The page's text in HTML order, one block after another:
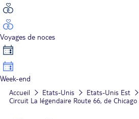
Voyages de noces
Week-end
Accueil Etats-Unis
Etats-Unis Est
Circuit La légendaire Route 66, de Chicago